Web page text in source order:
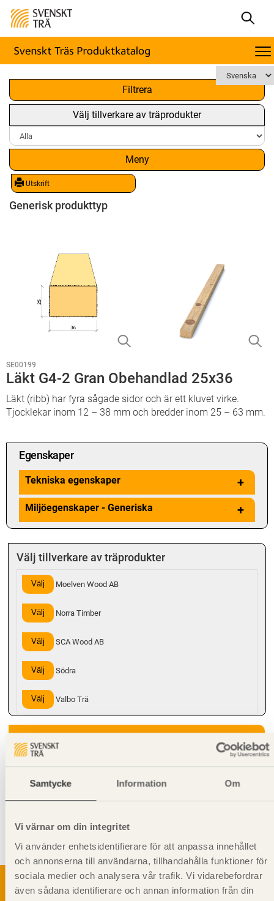
Samtycke Information Om
Vi värnar om din integritet
Vi använder enhetsidentifierare för att anpassa innehållet
och annonserna till användarna, tillhandahålla funktioner för
sociala medier och analysera vår trafik. Vi vidarebefordrar
även sådana identifierare och annan information från din
Filtrera
Välj tillverkare av träprodukter
Meny
Utskrift
x
Generisk produkttyp
SE00199
Läkt G4-2 Gran Obehandlad 25x36
Läkt (ribb) har fyra sågade sidor och är ett kluvet virke.
Tjocklekar inom 12 – 38 mm och bredder inom 25 – 63 mm.
Egenskaper
Tekniska egenskaper +
Miljöegenskaper - Generiska +
Välj tillverkare av träprodukter
Välj Moelven Wood AB
Välj Norra Timber
Välj SCA Wood AB
Välj Södra
Välj Valbo Trä
Svenskt Trä-id: SE00199
Gäller från och med:2024-08-12